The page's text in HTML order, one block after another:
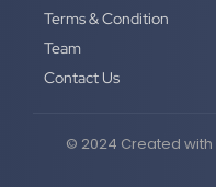
Terms & Condition
Team
Contact Us
© 2024 Created with